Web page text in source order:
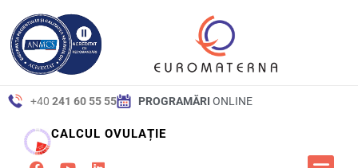
+40 241 60 55 55 PROGRAMĂRI ONLINE
CALCUL OVULAȚIE